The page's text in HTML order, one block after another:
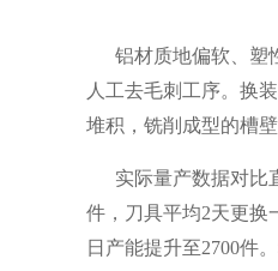
铝材质地偏软、塑
人工去毛刺工序。换
堆积，铣削成型的槽
实际量产数据对比直
件，刀具平均2天更换
日产能提升至2700件